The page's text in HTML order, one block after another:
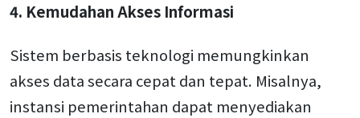
4. Kemudahan Akses Informasi
Sistem berbasis teknologi memungkinkan
akses data secara cepat dan tepat. Misalnya,
instansi pemerintahan dapat menyediakan